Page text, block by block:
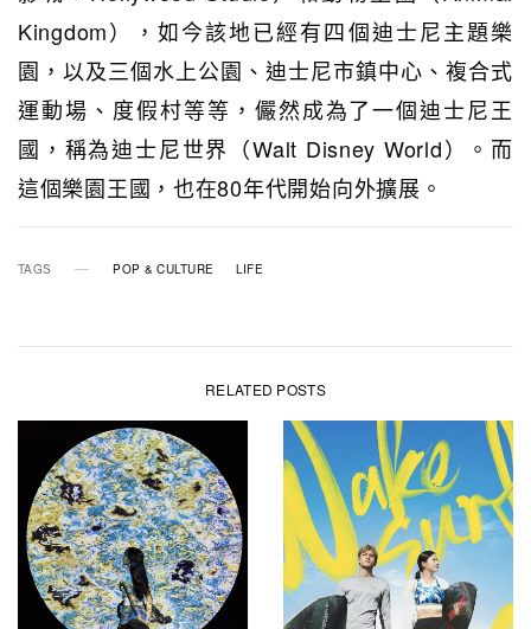
Kingdom），如今該地已經有四個迪士尼主題樂
園，以及三個水上公園、迪士尼市鎮中心、複合式
運動場、度假村等等，儼然成為了一個迪士尼王
國，稱為迪士尼世界（Walt Disney World）。而
這個樂園王國，也在80年代開始向外擴展。
TAGS POP & CULTURE LIFE
RELATED POSTS